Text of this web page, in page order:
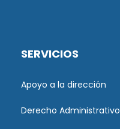
SERVICIOS
Apoyo a la dirección
Derecho Administrativo